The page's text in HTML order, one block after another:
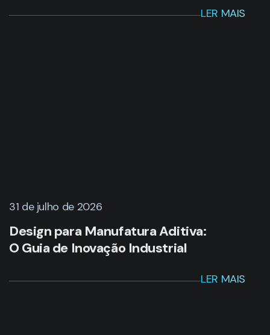
LER MAIS
31 de julho de 2026
Design para Manufatura Aditiva:
O Guia de Inovação Industrial
LER MAIS